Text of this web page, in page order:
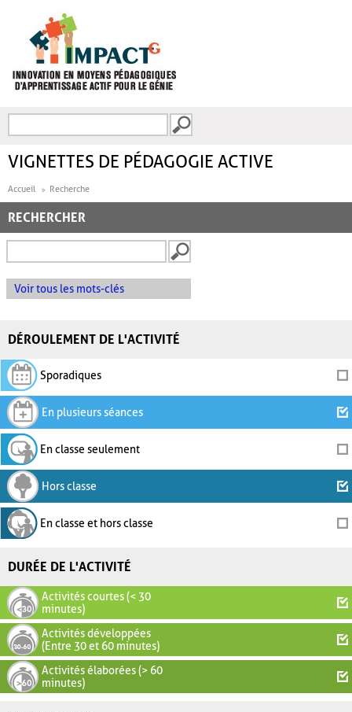
FORMULAIRE DE
VIGNETTES DE PÉDAGOGIE ACTIVE
Accueil Recherche
RECHERCHER
Voir tous les mots-clés
DÉROULEMENT DE L'ACTIVITÉ
Sporadiques
En plusieurs séances
En classe seulement
Hors classe
En classe et hors classe
DURÉE DE L'ACTIVITÉ
Activités courtes (< 30
minutes)
Activités développées
(Entre 30 et 60 minutes)
Activités élaborées (> 60
minutes)